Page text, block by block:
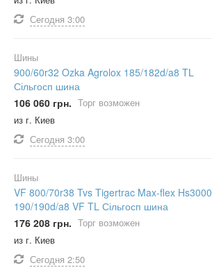
Сегодня 3:00
Шины
900/60r32 Ozka Agrolox 185/182d/a8 TL
Сільгосп шина
106 060 грн. Торг возможен
из г. Киев
Сегодня 3:00
Шины
VF 800/70r38 Tvs Tigertrac Max-flex Hs3000
190/190d/a8 VF TL Сільгосп шина
176 208 грн. Торг возможен
из г. Киев
Сегодня 2:50